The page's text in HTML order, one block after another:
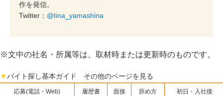
作を発信。
Twitter： @tina_yamashina
※文中の社名・所属等は、取材時または更新時のものです。
▼バイト探し基本ガイド その他のページを見る
応募(電話・Web) 履歴書 面接 辞め方 初日・入社後